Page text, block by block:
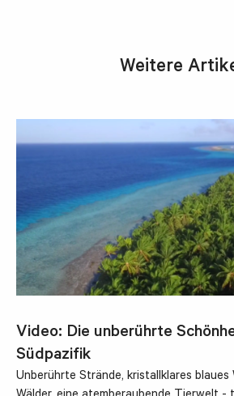
Weitere
Video: Die unberührte
Südpazifik
Unberührte Strände, kristallklares blaues